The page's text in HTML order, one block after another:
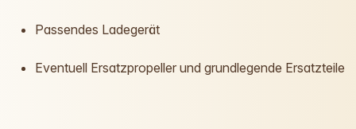
Passendes Ladegerät
Eventuell Ersatzpropeller und grundlegende Ersatzteile